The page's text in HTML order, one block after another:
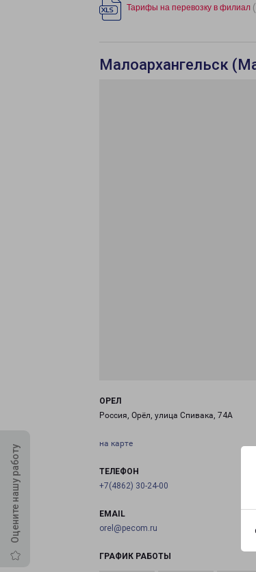
Оцените нашу работу
Тарифы на перевозку в филиал
Малоархангельск
ОРЕЛ
Россия, Орёл, улица Спивака, 74А
на карте
ТЕЛЕФОН
+7(4862) 30-24-00
EMAIL
orel@pecom.ru
ГРАФИК РАБОТЫ